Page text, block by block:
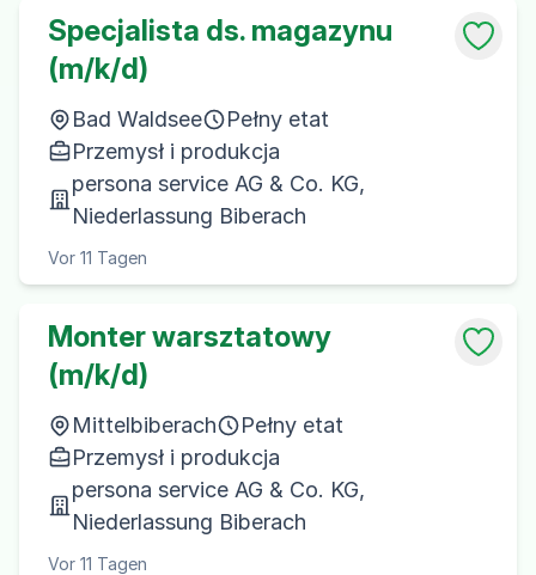
Specjalista ds. magazynu
(m/k/d)
Bad Waldsee
Pełny etat
Przemysł i produkcja
persona service AG & Co. KG,
Niederlassung Biberach
Vor 11 Tagen
Monter warsztatowy
(m/k/d)
Mittelbiberach
Pełny etat
Przemysł i produkcja
persona service AG & Co. KG,
Niederlassung Biberach
Vor 11 Tagen